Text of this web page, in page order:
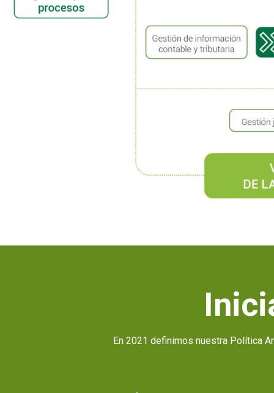
En 2021 definimos nuestra Política